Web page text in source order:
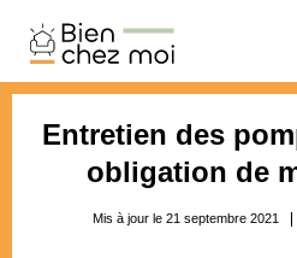
Bien
Chez
Moi
Entretien des
obligation de
Mis à jour le 21 septembre 2021